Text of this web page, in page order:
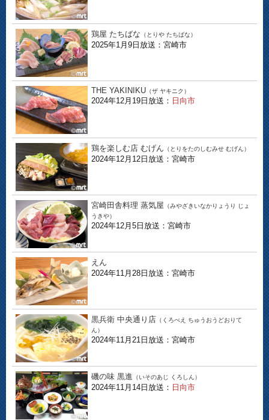
鶏屋 たちばな （とりや たちばな）
2025年1月9日放送：宮崎市
THE YAKINIKU （ザ ヤキニク）
2024年12月19日放送： 日向市
鶏を楽しむ店 むげん （とりをたのしむみせ むげん）
2024年12月12日放送：宮崎市
宮崎田舎料理 蒸気屋 （みやざきいなかりょうり じょ
うきや）
2024年12月5日放送：宮崎市
えん
2024年11月28日放送：宮崎市
黒兵衛 中央通り店 （くろべえ ちゅうおうどおりて
ん）
2024年11月21日放送：宮崎市
磯の味 黒進 （いそのあじ くろしん）
2024年11月14日放送： 日向市